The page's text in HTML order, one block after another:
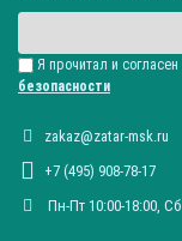
Я прочитал и
безопасности
zakaz@zatar-msk.ru
+7 (495) 908-78-17
Пн-Пт 10:00-18:00,